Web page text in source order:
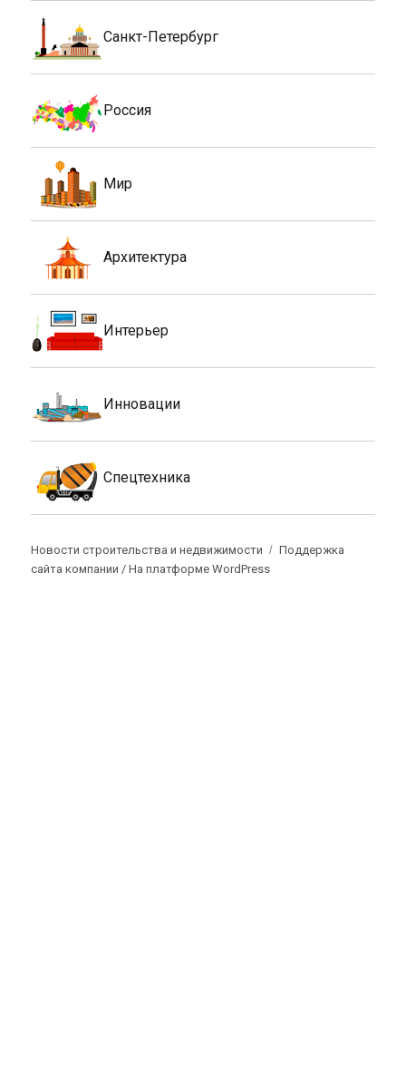
Санкт-Петербург
Россия
Мир
Архитектура
Интерьер
Инновации
Спецтехника
Новости строительства и недвижимости
Поддержка
сайта компании /На платформе WordPress